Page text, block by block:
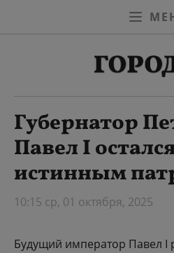
Губернатор
Павел I
истинным
10:15 ср, 01 октября, 2025
Будущий император Павел I